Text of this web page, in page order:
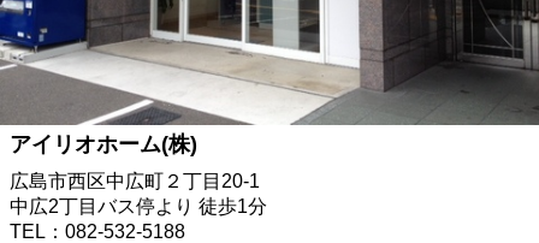
アイリオホーム(株)
広島市西区中広町２丁目20-1
中広2丁目バス停より 徒歩1分
TEL：082-532-5188